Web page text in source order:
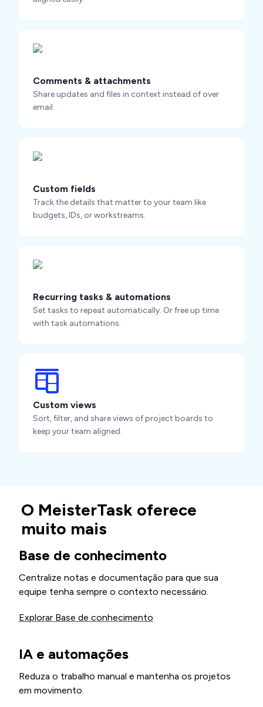
Comments & attachments
Share updates and files in context instead of over
email.
Custom fields
Track the details that matter to your team like
budgets, IDs, or workstreams.
Recurring tasks & automations
Set tasks to repeat automatically. Or free up time
with task automations.
Custom views
Sort, filter, and share views of project boards to
keep your team aligned.
O MeisterTask oferece
muito mais
Base de conhecimento
Centralize notas e documentação para que sua
equipe tenha sempre o contexto necessário.
Explorar Base de conhecimento
IA e automações
Reduza o trabalho manual e mantenha os projetos
em movimento.